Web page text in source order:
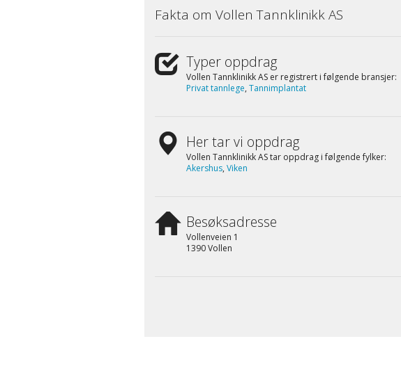
Fakta om Vollen Tannklinikk AS
Typer oppdrag
Vollen Tannklinikk AS er registrert i følgende bransjer:
Privat tannlege, Tannimplantat
Her tar vi oppdrag
Vollen Tannklinikk AS tar oppdrag i følgende fylker:
Akershus, Viken
Besøksadresse
Vollenveien 1
1390 Vollen